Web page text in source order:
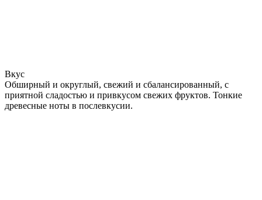
Вкус
Обширный и округлый, свежий и сбалансированный, с
приятной сладостью и привкусом свежих фруктов. Тонкие
древесные ноты в послевкусии.